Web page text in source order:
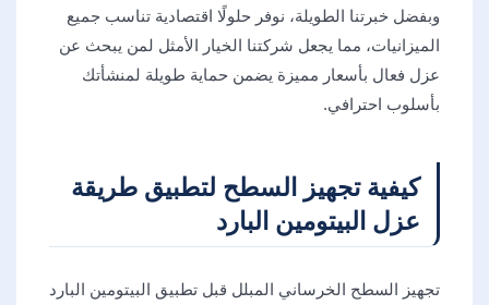
وبفضل خبرتنا الطويلة، نوفر حلولًا اقتصادية تناسب جميع
الميزانيات، مما يجعل شركتنا الخيار الأمثل لمن يبحث عن
عزل فعال بأسعار مميزة يضمن حماية طويلة لمنشأتك
بأسلوب احترافي.
كيفية تجهيز السطح لتطبيق طريقة
عزل البيتومين البارد
تجهيز السطح الخرساني المبلل قبل تطبيق البيتومين البارد